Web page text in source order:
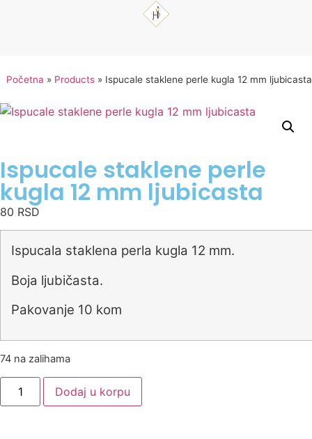
Početna » Products » Ispucale staklene perle kugla 12 mm ljubicasta
Ispucale staklene perle
kugla 12 mm ljubicasta
80 RSD
Ispucala staklena perla kugla 12 mm.
Boja ljubičasta.
Pakovanje 10 kom
74 na zalihama
Dodaj u korpu